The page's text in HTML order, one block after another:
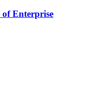
Enterprise